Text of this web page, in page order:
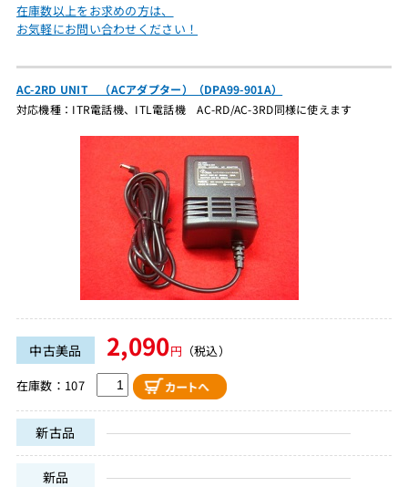
在庫数以上をお求めの方は、
お気軽にお問い合わせください！
AC-2RD UNIT （ACアダプター）（DPA99-901A）
対応機種：ITR電話機、ITL電話機 AC-RD/AC-3RD同様に使えます
中古美品 2,090円 （税込）
在庫数：107
新古品
新品